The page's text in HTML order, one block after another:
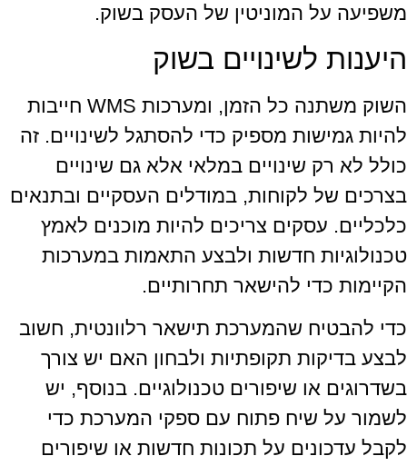
משפיעה על המוניטין של העסק בשוק.
היענות לשינויים בשוק
השוק משתנה כל הזמן, ומערכות WMS חייבות
להיות גמישות מספיק כדי להסתגל לשינויים. זה
כולל לא רק שינויים במלאי אלא גם שינויים
בצרכים של לקוחות, במודלים העסקיים ובתנאים
כלכליים. עסקים צריכים להיות מוכנים לאמץ
טכנולוגיות חדשות ולבצע התאמות במערכות
הקיימות כדי להישאר תחרותיים.
כדי להבטיח שהמערכת תישאר רלוונטית, חשוב
לבצע בדיקות תקופתיות ולבחון האם יש צורך
בשדרוגים או שיפורים טכנולוגיים. בנוסף, יש
לשמור על שיח פתוח עם ספקי המערכת כדי
לקבל עדכונים על תכונות חדשות או שיפורים